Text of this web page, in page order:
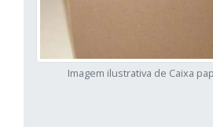
Imagem ilustrativa de Caixa